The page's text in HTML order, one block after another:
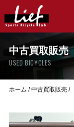
中古買取販売
USED BICYCLES
ホーム /中古買取販売/